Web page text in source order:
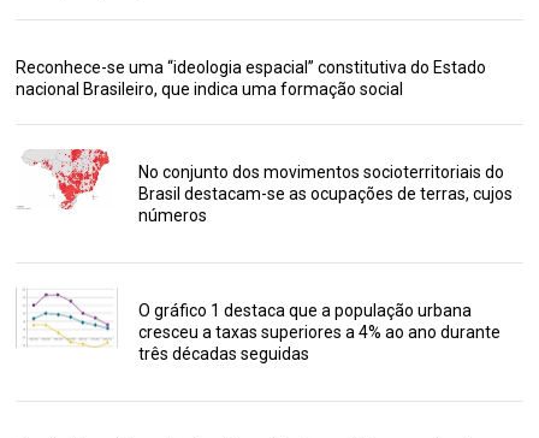
Reconhece-se uma “ideologia espacial” constitutiva do Estado
nacional Brasileiro, que indica uma formação social
No conjunto dos movimentos socioterritoriais do
Brasil destacam-se as ocupações de terras, cujos
números
O gráfico 1 destaca que a população urbana
cresceu a taxas superiores a 4% ao ano durante
três décadas seguidas